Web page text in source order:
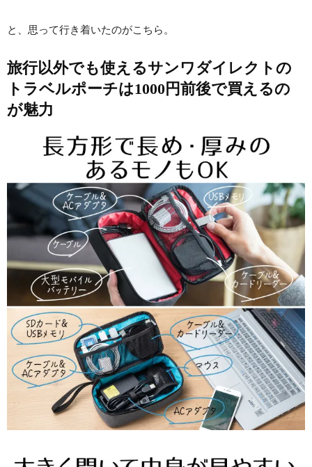
と、思って行き着いたのがこちら。
旅行以外でも使えるサンワダイレクトの
トラベルポーチは1000円前後で買えるの
が魅力